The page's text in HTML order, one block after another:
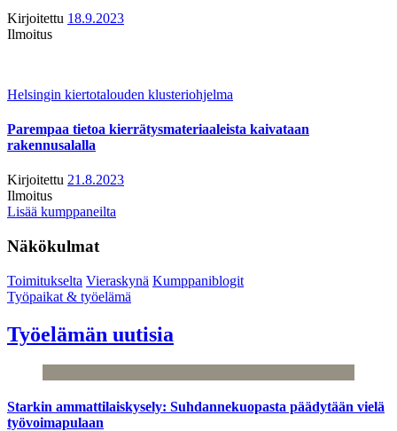
Kirjoitettu 18.9.2023
Ilmoitus
Helsingin kiertotalouden klusteriohjelma
Parempaa tietoa kierrätysmateriaaleista kaivataan
rakennusalalla
Kirjoitettu 21.8.2023
Ilmoitus
Lisää kumppaneilta
Näkökulmat
Toimitukselta Vieraskynä Kumppaniblogit
Työpaikat & työelämä
Työelämän uutisia
Starkin ammattilaiskysely: Suhdannekuopasta päädytään vielä
työvoimapulaan